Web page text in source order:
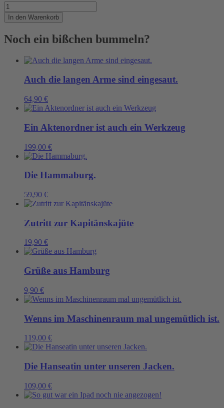
Wer
nicht
gern
Worte
Menge
In den Warenkorb
Noch ein bißchen bummeln?
Auch die langen Arme sind eingesaut.
64,90 €
Ein Aktenordner ist auch ein Werkzeug
199,00 €
Die Hammaburg.
59,90 €
Zutritt zur Kapitänskajüte
19,90 €
Grüße aus Hamburg
9,90 €
Wenns im Maschinenraum mal ungemütlich ist.
119,00 €
Die Hanseatin unter unseren Jacken.
109,00 €